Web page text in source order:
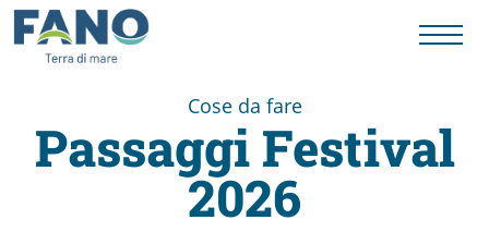
Fano
Cose da fare
Passaggi Festival
2026